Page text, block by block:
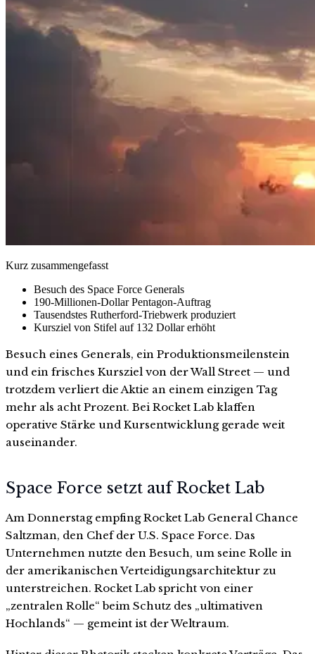
Kurz zusammengefasst
Besuch des Space Force Generals
190-Millionen-Dollar Pentagon-Auftrag
Tausendstes Rutherford-Triebwerk produziert
Kursziel von Stifel auf 132 Dollar erhöht
Besuch eines Generals, ein Produktionsmeilenstein
und ein frisches Kursziel von der Wall Street — und
trotzdem verliert die Aktie an einem einzigen Tag
mehr als acht Prozent. Bei Rocket Lab klaffen
operative Stärke und Kursentwicklung gerade weit
auseinander.
Space Force setzt auf Rocket Lab
Am Donnerstag empfing Rocket Lab General Chance
Saltzman, den Chef der U.S. Space Force. Das
Unternehmen nutzte den Besuch, um seine Rolle in
der amerikanischen Verteidigungsarchitektur zu
unterstreichen. Rocket Lab spricht von einer
„zentralen Rolle“ beim Schutz des „ultimativen
Hochlands“ — gemeint ist der Weltraum.